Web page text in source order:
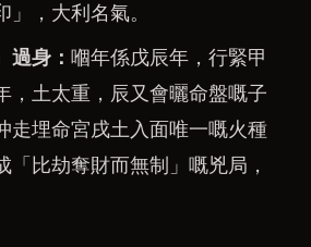
，大利名氣。
過身： 嗰年係戊辰年，行緊甲
，土太重，辰又會曬命盤嘅子
走埋命宮戌土入面唯一嘅火種
「比劫奪財而無制」嘅兇局，